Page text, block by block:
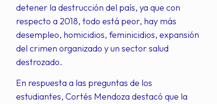
detener la destrucción del país, ya que con
respecto a 2018, todo está peor, hay más
desempleo, homicidios, feminicidios, expansión
del crimen organizado y un sector salud
destrozado.
En respuesta a las preguntas de los
estudiantes, Cortés Mendoza destacó que la